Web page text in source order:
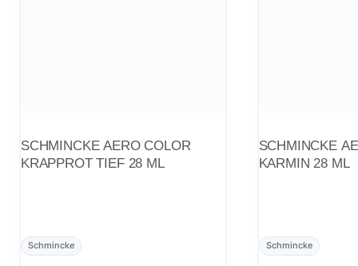
SCHMINCKE AERO COLOR
KRAPPROT TIEF 28 ML
Schmincke
SCHMINCKE
KARMIN 28 ML
Schmincke